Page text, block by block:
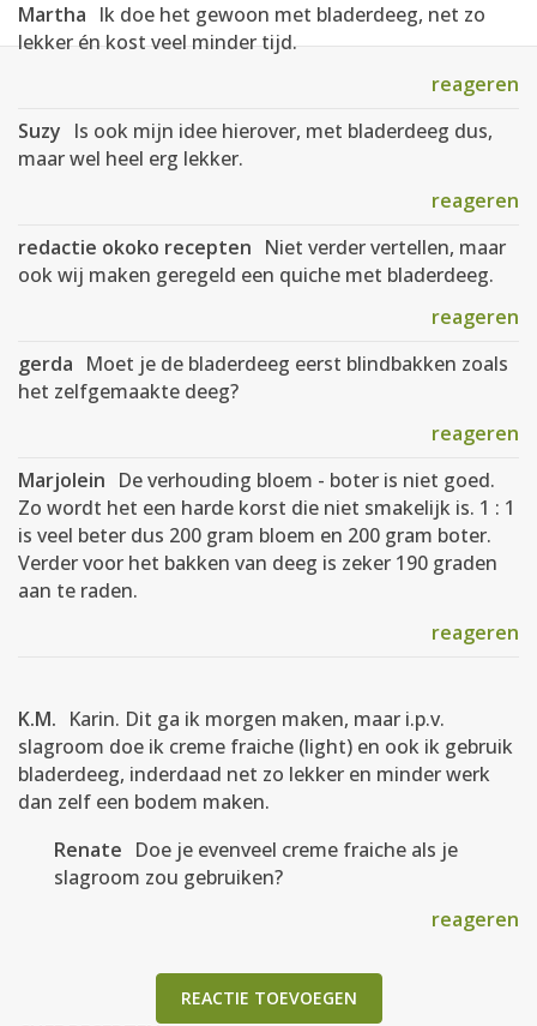
Martha Ik doe het gewoon met bladerdeeg, net zo
lekker én kost veel minder tijd.
reageren
Suzy Is ook mijn idee hierover, met bladerdeeg dus,
maar wel heel erg lekker.
reageren
redactie okoko recepten Niet verder vertellen, maar
ook wij maken geregeld een quiche met bladerdeeg.
reageren
gerda Moet je de bladerdeeg eerst blindbakken zoals
het zelfgemaakte deeg?
reageren
Marjolein De verhouding bloem - boter is niet goed.
Zo wordt het een harde korst die niet smakelijk is. 1 : 1
is veel beter dus 200 gram bloem en 200 gram boter.
Verder voor het bakken van deeg is zeker 190 graden
aan te raden.
reageren
K.M. Karin. Dit ga ik morgen maken, maar i.p.v.
slagroom doe ik creme fraiche (light) en ook ik gebruik
bladerdeeg, inderdaad net zo lekker en minder werk
dan zelf een bodem maken.
Renate Doe je evenveel creme fraiche als je
slagroom zou gebruiken?
reageren
REACTIE TOEVOEGEN